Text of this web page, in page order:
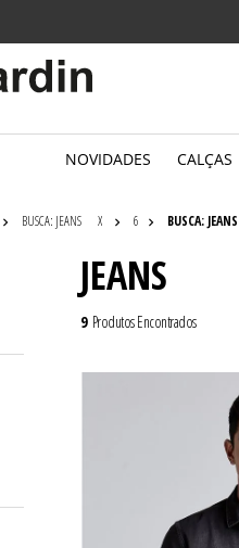
NOVIDADES CALÇAS
BUSCA: JEANS X 6 BUSCA: JEANS
JEANS
9 Produtos Encontrados